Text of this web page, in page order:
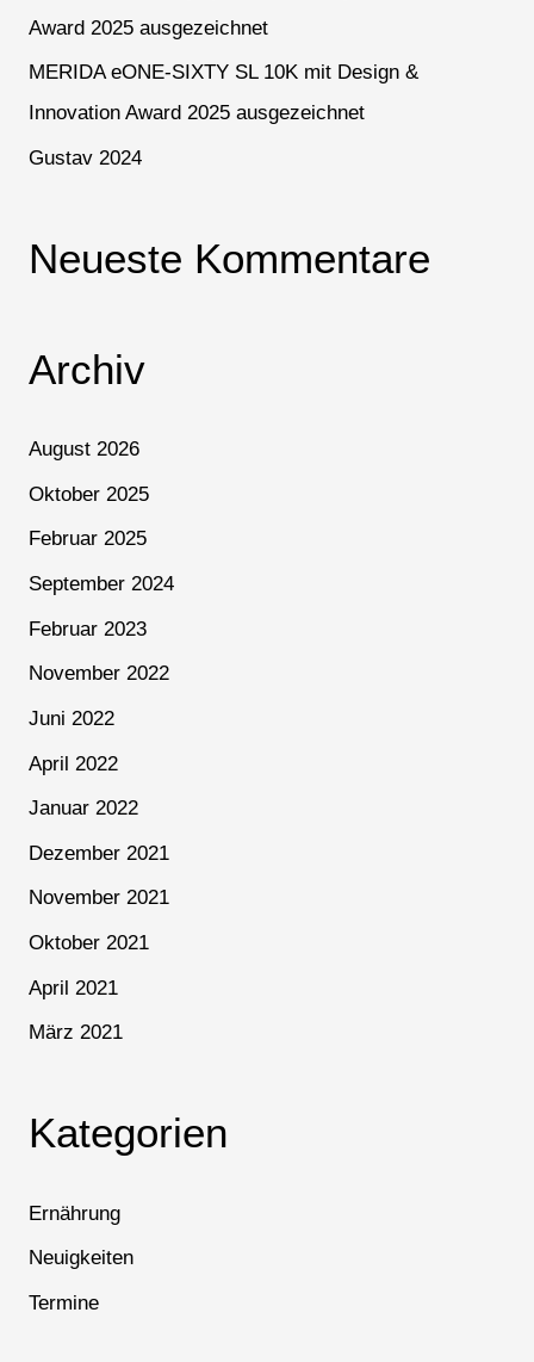
Award 2025 ausgezeichnet
MERIDA eONE-SIXTY SL 10K mit Design &
Innovation Award 2025 ausgezeichnet
Gustav 2024
Neueste Kommentare
Archiv
August 2026
Oktober 2025
Februar 2025
September 2024
Februar 2023
November 2022
Juni 2022
April 2022
Januar 2022
Dezember 2021
November 2021
Oktober 2021
April 2021
März 2021
Kategorien
Ernährung
Neuigkeiten
Termine